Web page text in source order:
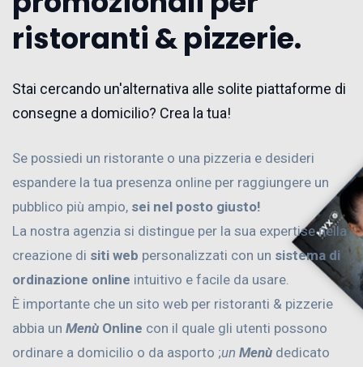
ristoranti & pizzerie.
Stai cercando un'alternativa alle solite piattaforme di
consegne a domicilio? Crea la tua!
Se possiedi un ristorante o una pizzeria e desideri
espandere la tua presenza online per raggiungere un
pubblico più ampio, sei nel posto giusto!
La nostra agenzia si distingue per la sua expertise nella
creazione di siti web personalizzati con un sistema di
ordinazione online intuitivo e facile da usare.
È importante che un sito web per ristoranti & pizzerie
abbia un Menù Online con il quale gli utenti possono
ordinare a domicilio o da asporto ;un Menù dedicato